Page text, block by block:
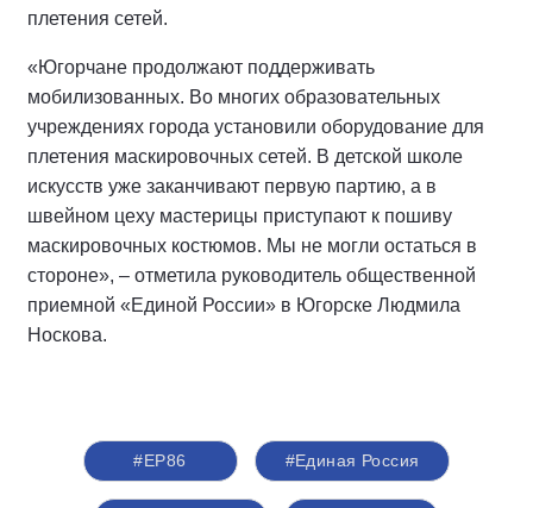
плетения сетей.
«Югорчане продолжают поддерживать
мобилизованных. Во многих образовательных
учреждениях города установили оборудование для
плетения маскировочных сетей. В детской школе
искусств уже заканчивают первую партию, а в
швейном цеху мастерицы приступают к пошиву
маскировочных костюмов. Мы не могли остаться в
стороне», – отметила руководитель общественной
приемной «Единой России» в Югорске Людмила
Носкова.
#ЕР86 #Единая Россия